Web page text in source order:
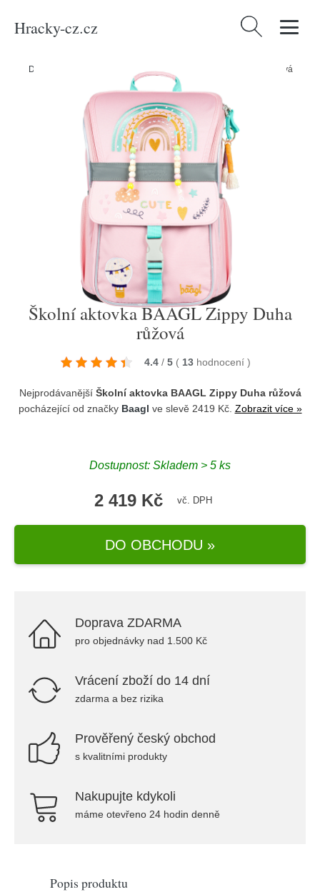
Hracky-cz.cz Vyhledávání
Domů Školní aktovka BAAGL Zippy Duha růžová
Školní aktovka BAAGL Zippy Duha
růžová
4.4 / 5 ( 13 hodnocení )
Nejprodávanější Školní aktovka BAAGL Zippy Duha růžová
pocházející od značky Baagl ve slevě 2419 Kč. Zobrazit více »
Dostupnost: Skladem > 5 ks
2 419 Kč vč. DPH
DO OBCHODU »
Doprava ZDARMA
pro objednávky nad 1.500 Kč
Vrácení zboží do 14 dní
zdarma a bez rizika
Prověřený český obchod
s kvalitními produkty
Nakupujte kdykoli
máme otevřeno 24 hodin denně
Popis produktu